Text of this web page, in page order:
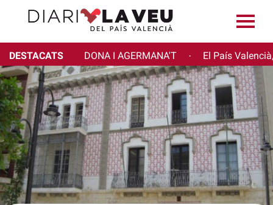
DESTACATS DONA I AGERMANA'T · El País